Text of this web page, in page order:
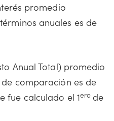
promedio
anuales es de
Anual Total) promedio
comparación es de
fue calculado el 1ero de